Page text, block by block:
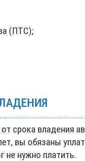
(ПТС);
срока владения
вы обязаны
не нужно платить.